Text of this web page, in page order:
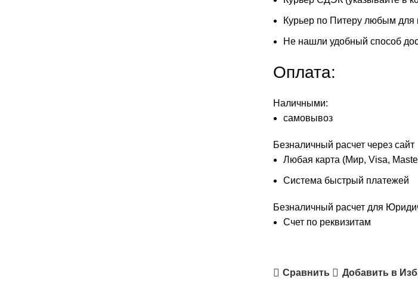
Курьер по Питеру любым для
Не нашли удобный способ
Оплата:
Наличными:
самовывоз
Безналичный расчет через сайт
Любая карта (Мир, Visa,
Система быстрый платежей
Безналичный расчет для
Счет по реквизитам
Сравнить Добавить в